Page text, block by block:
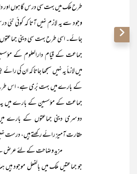
طرح ملک میں بہت سی درس گاہوں اور
وجود سے یہ لازم نہیں آتا کہ کوئی نئی
جائے۔ اسی طرح بہت سی دینی جماعتوں
جماعت کے قیام دارالعلوم کے
میں لازماً یہ نہیں سمجھا جاتا کہ ان کی
کے بارے میں بہت بُری ہے، اس
جماعت کے مؤسسین کے بارے میں یہ
دوسری دینی جماعتوں کے بارے
حقارت آمیز رائے رکھتے ہیں، درست
مزید وضاحت کے لئے عرض
جو جماعتیں ملک میں بالفعل موجود